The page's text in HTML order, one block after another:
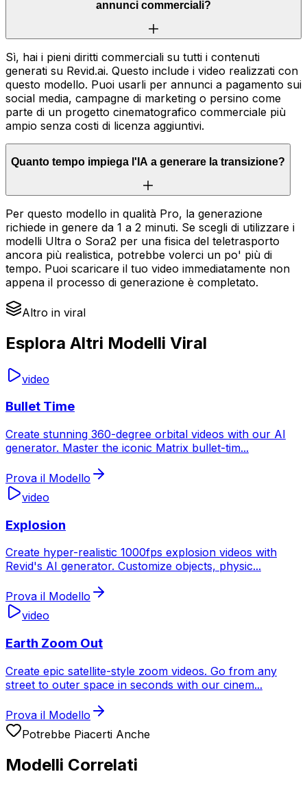
annunci commerciali?
Sì, hai i pieni diritti commerciali su tutti i contenuti
generati su Revid.ai. Questo include i video realizzati con
questo modello. Puoi usarli per annunci a pagamento sui
social media, campagne di marketing o persino come
parte di un progetto cinematografico commerciale più
ampio senza costi di licenza aggiuntivi.
Quanto tempo impiega l'IA a generare la transizione?
Per questo modello in qualità Pro, la generazione
richiede in genere da 1 a 2 minuti. Se scegli di utilizzare i
modelli Ultra o Sora2 per una fisica del teletrasporto
ancora più realistica, potrebbe volerci un po' più di
tempo. Puoi scaricare il tuo video immediatamente non
appena il processo di generazione è completato.
Altro in viral
Esplora Altri Modelli Viral
video
Bullet Time
Create stunning 360-degree orbital videos with our AI
generator. Master the iconic Matrix bullet-tim...
Prova il Modello
video
Explosion
Create hyper-realistic 1000fps explosion videos with
Revid's AI generator. Customize objects, physic...
Prova il Modello
video
Earth Zoom Out
Create epic satellite-style zoom videos. Go from any
street to outer space in seconds with our cinem...
Prova il Modello
Potrebbe Piacerti Anche
Modelli Correlati